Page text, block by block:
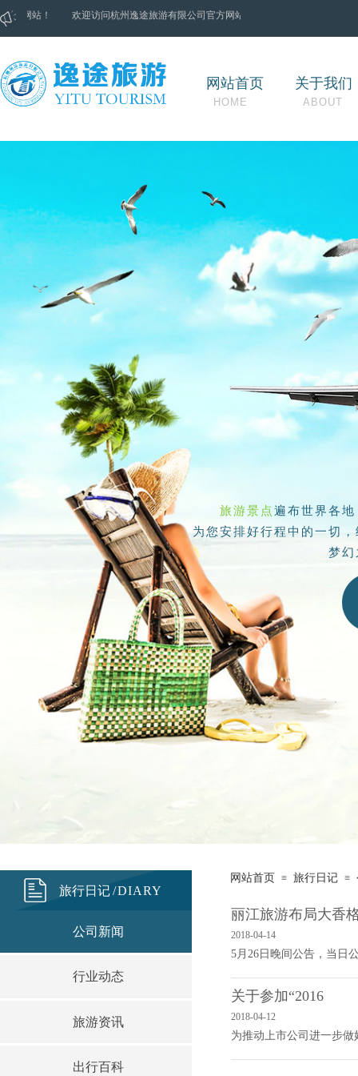
网站！ 欢迎访问杭州逸途旅游有限公司官方网站！
网站首页 关于我们
HOME ABOUT
旅游景点遍布世界各
为您安排好行程中的一切
梦幻
网站首页 ≡ 旅行日记 ≡
旅行日 记/DIARY
丽江旅游布局大香
2018-04-14
5月26日晚间公告，当日
关于参加“2016
2018-04-12
为推动上市公司进一步
公司新闻
行业动态
旅游资讯
出行百科